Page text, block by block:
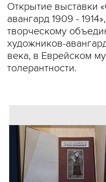
Открытие выставки
авангард 1909 -
творческому
художников-
века, в Еврейском
толерантности.